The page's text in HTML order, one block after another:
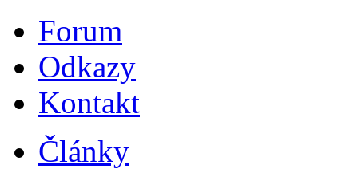
Forum
Odkazy
Kontakt
Články